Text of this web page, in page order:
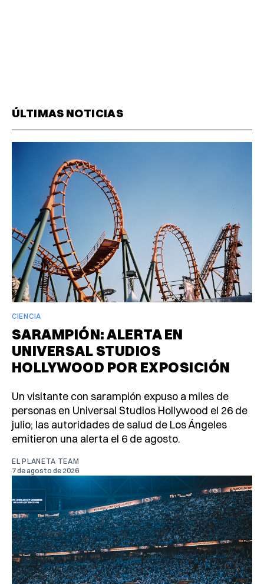
ÚLTIMAS NOTICIAS
CIENCIA
SARAMPIÓN: ALERTA EN
UNIVERSAL STUDIOS
HOLLYWOOD POR EXPOSICIÓN
Un visitante con sarampión expuso a miles de
personas en Universal Studios Hollywood el 26 de
julio; las autoridades de salud de Los Ángeles
emitieron una alerta el 6 de agosto.
EL PLANETA TEAM
7 de agosto de 2026